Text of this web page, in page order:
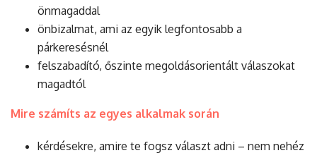
önmagaddal
önbizalmat, ami az egyik legfontosabb a
párkeresésnél
felszabadító, őszinte megoldásorientált válaszokat
magadtól
Mire számíts az egyes alkalmak során
kérdésekre, amire te fogsz választ adni – nem nehéz